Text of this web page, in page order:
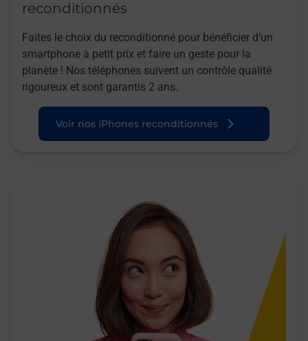
reconditionnés
Faites le choix du reconditionné pour bénéficier d’un
smartphone à petit prix et faire un geste pour la
planète ! Nos téléphones suivent un contrôle qualité
rigoureux et sont garantis 2 ans.
Voir nos iPhones reconditionnés